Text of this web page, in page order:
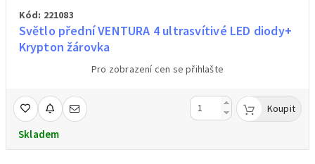
Kód: 221083
Světlo přední VENTURA 4 ultrasvítivé LED diody+
Krypton žárovka
Pro zobrazení cen se přihlašte
Skladem
Koupit